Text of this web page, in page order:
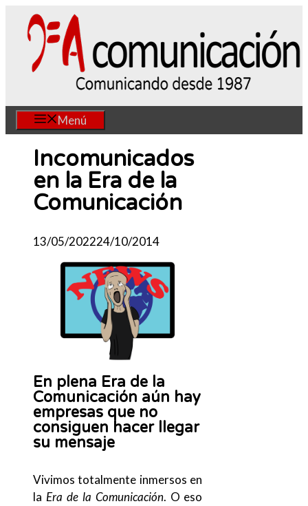
Saltar
contenido
Menú
Incomunicados
en la Era de la
Comunicación
13/05/202224/10/2014
En plena Era de la
Comunicación aún hay
empresas que no
consiguen hacer llegar
su mensaje
Vivimos totalmente inmersos en
la Era de la Comunicación. O eso